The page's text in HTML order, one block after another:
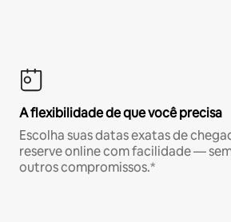
A flexibilidade de que você precisa
Escolha suas datas exatas de
reserve online com facilidade —
outros compromissos.*